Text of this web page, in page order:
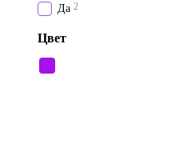
Да 2
Цвет